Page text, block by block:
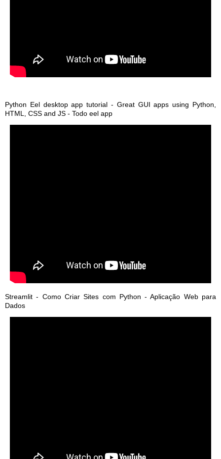
Python Eel desktop app tutorial - Great GUI apps using Python,
HTML, CSS and JS - Todo eel app
Streamlit - Como Criar Sites com Python - Aplicação Web para
Dados